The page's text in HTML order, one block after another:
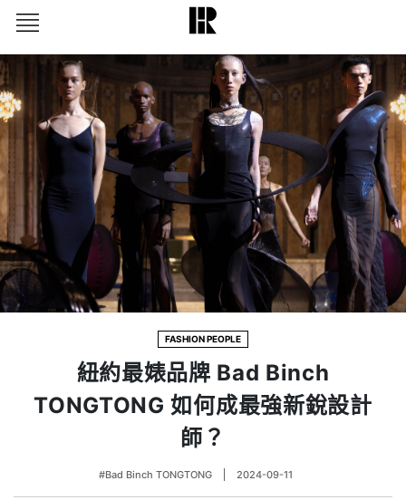
FASHION PEOPLE
紐約最婊品牌 Bad Binch
TONGTONG 如何成最強新銳設計
師？
#Bad Binch TONGTONG 2024-09-11